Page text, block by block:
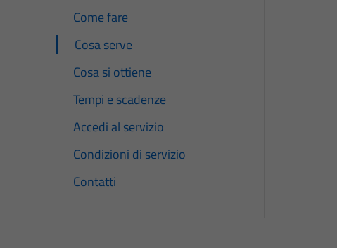
Come fare
Cosa serve
Cosa si ottiene
Tempi e scadenze
Accedi al servizio
Condizioni di servizio
Contatti